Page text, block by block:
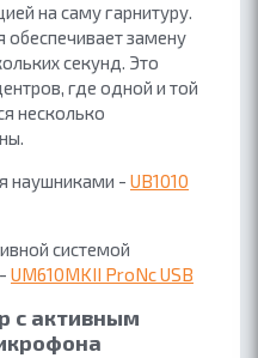
на саму гарнитуру.
обеспечивает замену
секунд. Это
где одной и той
несколько
наушниками - UB1010
системой
UM610MKII ProNc USB
с активным